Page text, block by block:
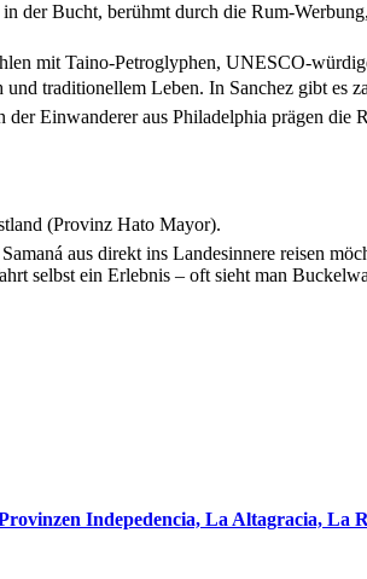
der Bucht, berühmt durch die
mit Taino‑Petroglyphen,
traditionellem Leben. In Sanchez gibt es
Einwanderer aus Philadelphia prägen die
(Provinz Hato Mayor).
aus direkt ins Landesinnere reisen
selbst ein Erlebnis – oft sieht man
Indepedencia, La Altagracia, La